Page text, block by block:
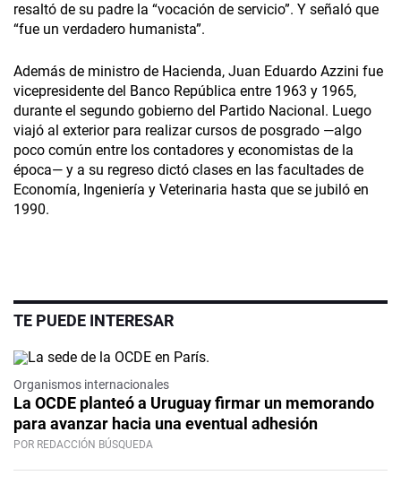
resaltó de su padre la “vocación de servicio”. Y señaló que
“fue un verdadero humanista”.
Además de ministro de Hacienda, Juan Eduardo Azzini fue
vicepresidente del Banco República entre 1963 y 1965,
durante el segundo gobierno del Partido Nacional. Luego
viajó al exterior para realizar cursos de posgrado —algo
poco común entre los contadores y economistas de la
época— y a su regreso dictó clases en las facultades de
Economía, Ingeniería y Veterinaria hasta que se jubiló en
1990.
TE PUEDE INTERESAR
Organismos internacionales
La OCDE planteó a Uruguay firmar un memorando
para avanzar hacia una eventual adhesión
POR REDACCIÓN BÚSQUEDA